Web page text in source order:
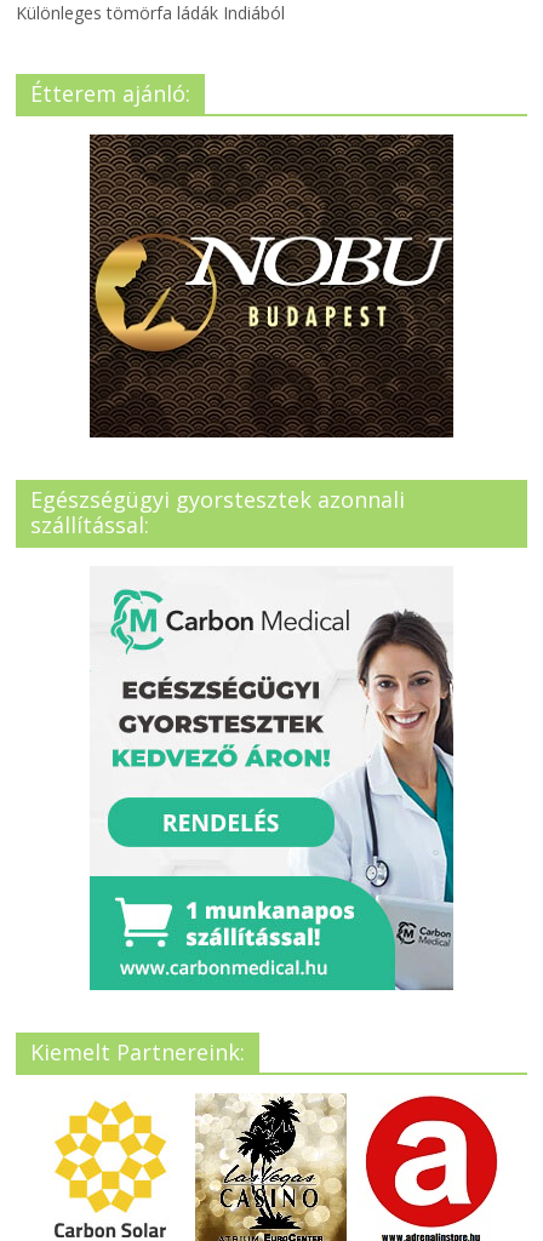
Különleges tömörfa ládák Indiából
Étterem ajánló:
Egészségügyi gyorstesztek azonnali
szállítással:
Kiemelt Partnereink: